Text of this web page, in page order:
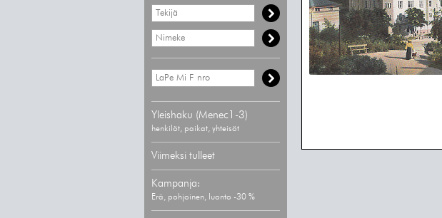
Yleishaku (Menec1-3)
henkilöt, paikat, yhteisöt
Viimeksi tulleet
Kampanja:
Erä, pohjoinen, luonto -30 %